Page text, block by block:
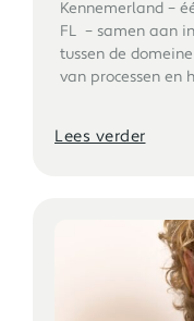
Kennemerland –
FL – samen aan
tussen de
van processen en
Lees verder